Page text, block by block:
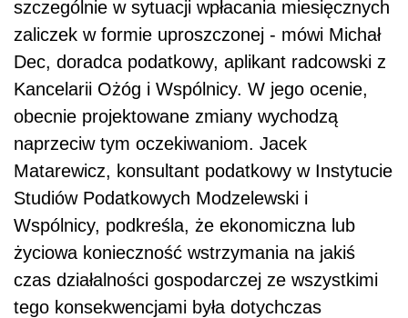
szczególnie w sytuacji wpłacania miesięcznych
zaliczek w formie uproszczonej - mówi Michał
Dec, doradca podatkowy, aplikant radcowski z
Kancelarii Ożóg i Wspólnicy. W jego ocenie,
obecnie projektowane zmiany wychodzą
naprzeciw tym oczekiwaniom. Jacek
Matarewicz, konsultant podatkowy w Instytucie
Studiów Podatkowych Modzelewski i
Wspólnicy, podkreśla, że ekonomiczna lub
życiowa konieczność wstrzymania na jakiś
czas działalności gospodarczej ze wszystkimi
tego konsekwencjami była dotychczas